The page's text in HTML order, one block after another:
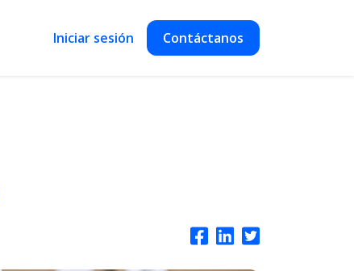
Iniciar sesión Contáctanos